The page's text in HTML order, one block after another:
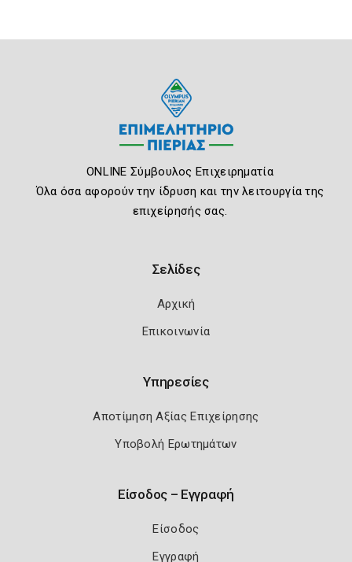
ONLINE Σύμβουλος Επιχειρηματία
Όλα όσα αφορούν την ίδρυση και την λειτουργία της
επιχείρησής σας.
Σελίδες
Αρχική
Επικοινωνία
Υπηρεσίες
Αποτίμηση Αξίας Επιχείρησης
Υποβολή Ερωτημάτων
Είσοδος – Εγγραφή
Είσοδος
Εγγραφή